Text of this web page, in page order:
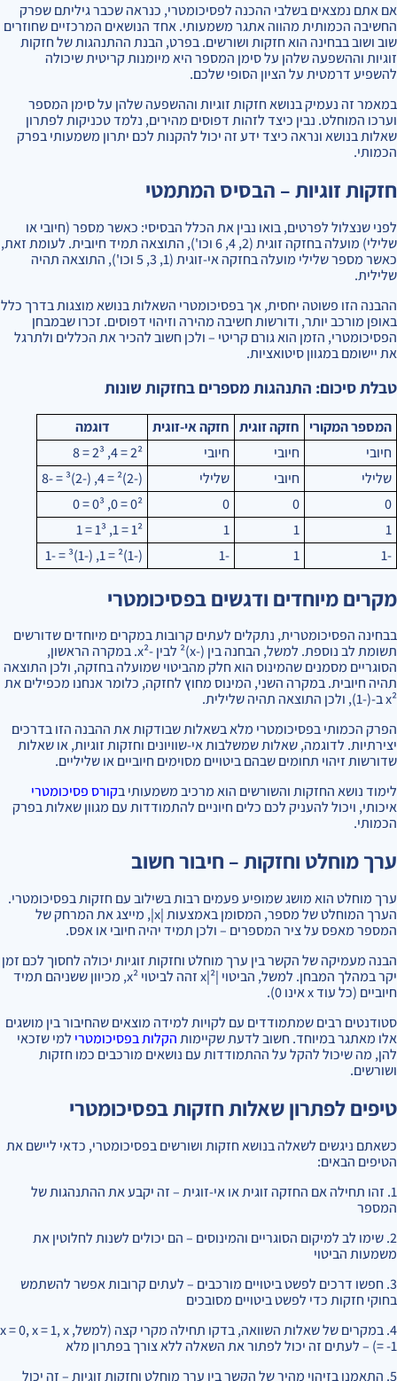
אם אתם נמצאים בשלבי ההכנה לפסיכומטרי, כנראה שכבר גיליתם שפרק
החשיבה הכמותית מהווה אתגר משמעותי. אחד הנושאים המרכזיים שחוזרים
שוב ושוב בבחינה הוא חזקות ושורשים. בפרט, הבנת ההתנהגות של חזקות
זוגיות וההשפעה שלהן על סימן המספר היא מיומנות קריטית שיכולה
להשפיע דרמטית על הציון הסופי שלכם.
במאמר זה נעמיק בנושא חזקות זוגיות וההשפעה שלהן על סימן המספר
וערכו המוחלט. נבין כיצד לזהות דפוסים מהירים, נלמד טכניקות לפתרון
שאלות בנושא ונראה כיצד ידע זה יכול להקנות לכם יתרון משמעותי בפרק
הכמותי.
חזקות זוגיות – הבסיס המתמטי
לפני שנצלול לפרטים, בואו נבין את הכלל הבסיסי: כאשר מספר (חיובי או
שלילי) מועלה בחזקה זוגית (2, 4, 6 וכו'), התוצאה תמיד חיובית. לעומת זאת,
כאשר מספר שלילי מועלה בחזקה אי-זוגית (1, 3, 5 וכו'), התוצאה תהיה
שלילית.
ההבנה הזו פשוטה יחסית, אך בפסיכומטרי השאלות בנושא מוצגות בדרך כלל
באופן מורכב יותר, ודורשות חשיבה מהירה וזיהוי דפוסים. זכרו שבמבחן
הפסיכומטרי, הזמן הוא גורם קריטי – ולכן חשוב להכיר את הכללים ולתרגל
את יישומם במגוון סיטואציות.
טבלת סיכום: התנהגות מספרים בחזקות שונות
המספר המקורי חזקה זוגית חזקה אי-זוגית
דוגמה
חיובי
חיובי חיובי
2² = 4, 2³ = 8
שלילי
חיובי שלילי
(-2)² = 4, (-2)³ = -8
0
0
0
0² = 0, 0³ = 0
1
1
1
1² = 1, 1³ = 1
-1
1
-1
(-1)² = 1, (-1)³ = -1
מקרים מיוחדים ודגשים בפסיכומטרי
בבחינה הפסיכומטרית, נתקלים לעתים קרובות במקרים מיוחדים שדורשים
תשומת לב נוספת. למשל, הבחנה בין (-x)² לבין -x². במקרה הראשון,
הסוגריים מסמנים שהמינוס הוא חלק מהביטוי שמועלה בחזקה, ולכן התוצאה
תהיה חיובית. במקרה השני, המינוס מחוץ לחזקה, כלומר אנחנו מכפילים את
x² ב-(-1), ולכן התוצאה תהיה שלילית.
הפרק הכמותי בפסיכומטרי מלא בשאלות שבודקות את ההבנה הזו בדרכים
יצירתיות. לדוגמה, שאלות שמשלבות אי-שוויונים וחזקות זוגיות, או שאלות
שדורשות זיהוי תחומים שבהם ביטויים מסוימים חיוביים או שליליים.
לימוד נושא החזקות והשורשים הוא מרכיב משמעותי בקורס פסיכומטרי
איכותי, ויכול להעניק לכם כלים חיוניים להתמודדות עם מגוון שאלות בפרק
הכמותי.
ערך מוחלט וחזקות – חיבור חשוב
ערך מוחלט הוא מושג שמופיע פעמים רבות בשילוב עם חזקות בפסיכומטרי.
הערך המוחלט של מספר, המסומן באמצעות |x|, מייצג את המרחק של
המספר מאפס על ציר המספרים – ולכן תמיד יהיה חיובי או אפס.
הבנה מעמיקה של הקשר בין ערך מוחלט וחזקות זוגיות יכולה לחסוך לכם זמן
יקר במהלך המבחן. למשל, הביטוי |x|² זהה לביטוי x², מכיוון ששניהם תמיד
חיוביים (כל עוד x אינו 0).
סטודנטים רבים שמתמודדים עם לקויות למידה מוצאים שהחיבור בין מושגים
אלו מאתגר במיוחד. חשוב לדעת שקיימותהקלות בפסיכומטרי למי שזכאי
להן, מה שיכול להקל על ההתמודדות עם נושאים מורכבים כמו חזקות
ושורשים.
טיפים לפתרון שאלות חזקות בפסיכומטרי
כשאתם ניגשים לשאלה בנושא חזקות ושורשים בפסיכומטרי, כדאי ליישם את
הטיפים הבאים:
1. זהו תחילה אם החזקה זוגית או אי-זוגית – זה יקבע את ההתנהגות של
המספר
2. שימו לב למיקום הסוגריים והמינוסים – הם יכולים לשנות לחלוטין את
משמעות הביטוי
3. חפשו דרכים לפשט ביטויים מורכבים – לעתים קרובות אפשר להשתמש
בחוקי חזקות כדי לפשט ביטויים מסובכים
4. במקרים של שאלות השוואה, בדקו תחילה מקרי קצה (למשל, x = 0, x = 1, x
= -1) – לעתים זה יכול לפתור את השאלה ללא צורך בפתרון מלא
5. התאמנו בזיהוי מהיר של הקשר בין ערך מוחלט וחזקות זוגיות – זה יכול